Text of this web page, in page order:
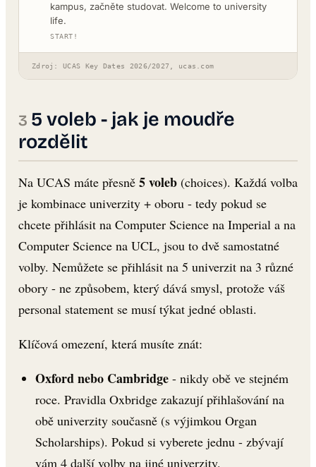
kampus, začněte studovat. Welcome to university
life.
START!
Zdroj: UCAS Key Dates 2026/2027, ucas.com
5 voleb - jak je moudře
rozdělit
Na UCAS máte přesně 5 voleb (choices). Každá volba
je kombinace univerzity + oboru - tedy pokud se
chcete přihlásit na Computer Science na Imperial a na
Computer Science na UCL, jsou to dvě samostatné
volby. Nemůžete se přihlásit na 5 univerzit na 3 různé
obory - ne způsobem, který dává smysl, protože váš
personal statement se musí týkat jedné oblasti.
Klíčová omezení, která musíte znát:
Oxford nebo Cambridge- nikdy obě ve stejném
roce. Pravidla Oxbridge zakazují přihlašování na
obě univerzity současně (s výjimkou Organ
Scholarships). Pokud si vyberete jednu - zbývají
vám 4 další volby na jiné univerzity.